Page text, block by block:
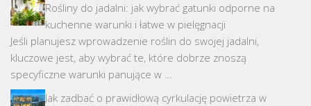
Rośliny do jadalni: jak wybrać gatunki odporne na
kuchenne warunki i łatwe w pielęgnacji
Jeśli planujesz wprowadzenie roślin do swojej jadalni,
kluczowe jest, aby wybrać te, które dobrze znoszą
specyficzne warunki panujące w …
Jak zadbać o prawidłową cyrkulację powietrza w